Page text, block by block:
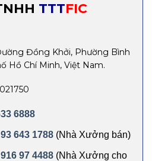
TTTFIC
Đồng Khởi, Phường Bình
Hồ Chí Minh, Việt Nam.
6888
643 1788 (Nhà Xưởng bán)
97 4488 (Nhà Xưởng cho